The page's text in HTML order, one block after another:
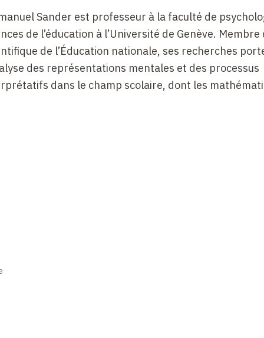
Sander est professeur à la faculté de
de l’éducation à l’Université de Genève. Membre
de l’Éducation nationale, ses recherches
des représentations mentales et des processus
dans le champ scolaire, dont les